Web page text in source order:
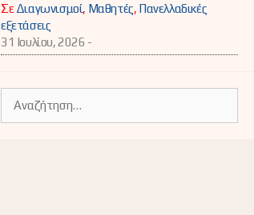
ΣεΔιαγωνισμοί, Μαθητές, Πανελλαδικές
εξετάσεις
31 Ιουλίου, 2026 -
για: